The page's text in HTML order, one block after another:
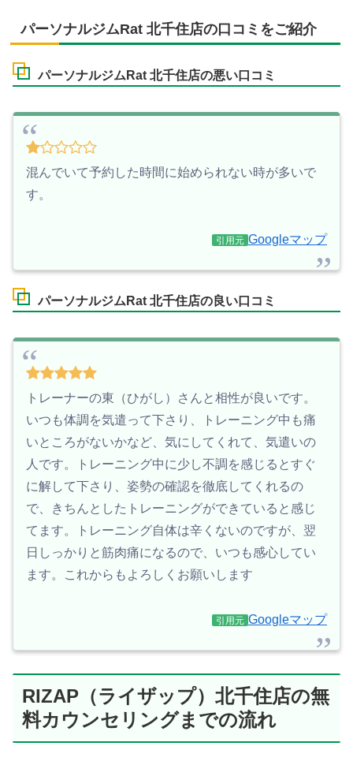
パーソナルジムRat 北千住店の口コミをご紹介
パーソナルジムRat 北千住店の悪い口コミ
混んでいて予約した時間に始められない時が多いで
す。
引用元 Googleマップ
パーソナルジムRat 北千住店の良い口コミ
トレーナーの東（ひがし）さんと相性が良いです。
いつも体調を気遣って下さり、トレーニング中も痛
いところがないかなど、気にしてくれて、気遣いの
人です。トレーニング中に少し不調を感じるとすぐ
に解して下さり、姿勢の確認を徹底してくれるの
で、きちんとしたトレーニングができていると感じ
てます。トレーニング自体は辛くないのですが、翌
日しっかりと筋肉痛になるので、いつも感心してい
ます。これからもよろしくお願いします
引用元 Googleマップ
RIZAP（ライザップ）北千住店の無
料カウンセリングまでの流れ